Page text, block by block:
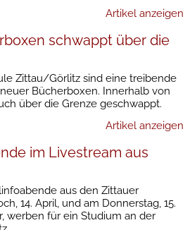
Artikel anzeigen
schwappt über die
Zittau/Görlitz sind eine treibende
Bücherboxen. Innerhalb von
über die Grenze geschwappt.
Artikel anzeigen
im Livestream aus
aus den Zittauer
14. April, und am Donnerstag, 15.
werben für ein Studium an der